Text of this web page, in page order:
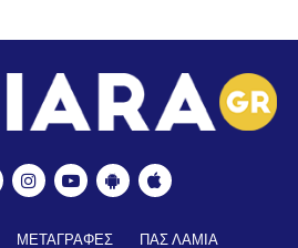
ΜΕΤΑΓΡΑΦΕΣ
ΠΑΣ ΛΑΜΙΑ